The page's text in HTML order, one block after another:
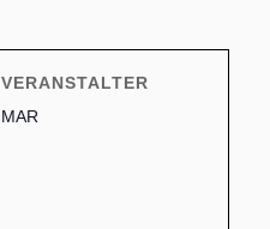
VERANSTALTER
MAR